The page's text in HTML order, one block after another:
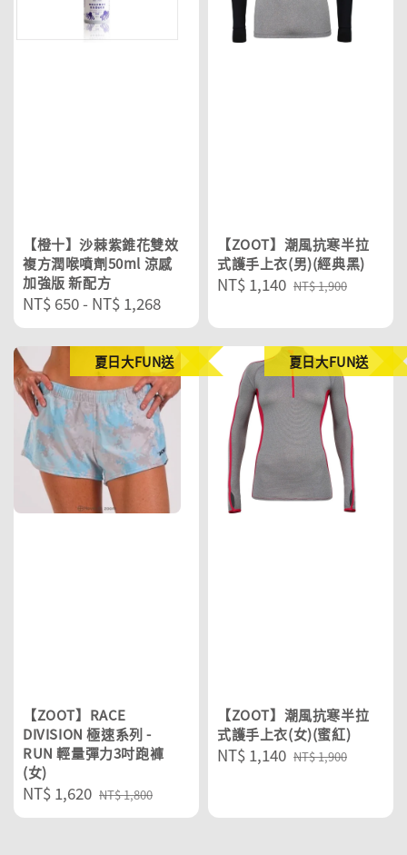
【橙十】沙棘紫錐花雙效
複方潤喉噴劑50ml 涼感
加強版 新配方
Regular
price
NT$ 650- NT$ 1,268
【ZOOT】潮風抗寒半拉
式護手上衣(男)(經典黑)
Sale
NT$ 1,140 Regular
NT$ 1,900
夏日大FUN送
【ZOOT】RACE
DIVISION 極速系列 -
RUN 輕量彈力3吋跑褲
(女)
Sale
price
NT$ 1,620 Regular
price
NT$ 1,800
夏日大FUN送
【ZOOT】潮風抗寒半拉
式護手上衣(女)(蜜紅)
Sale
NT$ 1,140 Regular
NT$ 1,900